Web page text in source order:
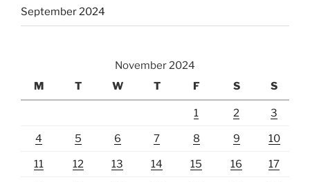
September 2024
November 2024
M
T W T F S S
1 2 3
4 5 6 7 8 9 10
11 12 13 14 15 16 17